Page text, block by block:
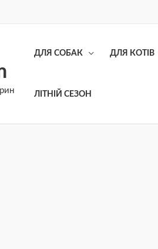
ДЛЯ СОБАК ДЛЯ КОТІВ
ЛІТНІЙ СЕЗОН